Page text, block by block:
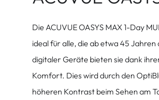
Die ACUVUE OASYS MAX 1-Day
ideal für alle, die ab etwa 45
digitaler Geräte bieten sie dank
Komfort. Dies wird durch den
höheren Kontrast beim Sehen am